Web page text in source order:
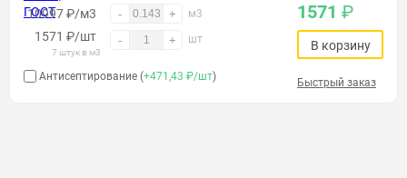
10997 ₽/м3 - + м3
1571 ₽/шт
7 штук в м3
- + шт
1571 ₽
Антисептирование (+471,43 ₽/шт)
В корзину
Быстрый заказ